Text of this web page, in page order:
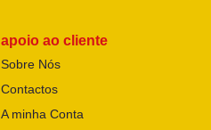
apoio ao cliente
Sobre Nós
Contactos
A minha Conta